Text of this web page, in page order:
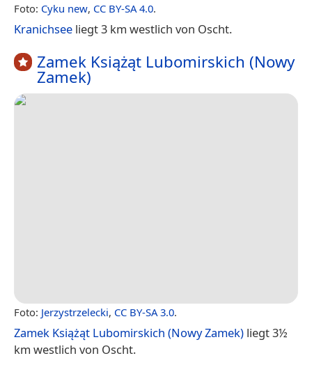
Foto: Cyku new, CC BY-SA 4.0.
Kranichsee liegt 3 km westlich von Oscht.
Zamek Książąt Lubomirskich (Nowy
Zamek)
Foto: Jerzystrzelecki, CC BY-SA 3.0.
Zamek Książąt Lubomirskich (Nowy Zamek) liegt 3½
km westlich von Oscht.